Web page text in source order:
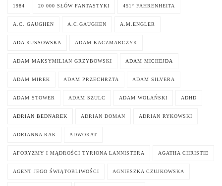
1984 20 000 SŁÓW FANTASTYKI 451° FAHRENHEITA
A.C. GAUGHEN A.C.GAUGHEN A.M.ENGLER
ADA KUSSOWSKA ADAM KACZMARCZYK
ADAM MAKSYMILIAN GRZYBOWSKI ADAM MICHEJDA
ADAM MIREK ADAM PRZECHRZTA ADAM SILVERA
ADAM STOWER ADAM SZULC ADAM WOLAŃSKI ADHD
ADRIAN BEDNAREK ADRIAN DOMAN ADRIAN RYKOWSKI
ADRIANNA RAK ADWOKAT
AFORYZMY I MĄDROŚCI TYRIONA LANNISTERA AGATHA CHRISTIE
AGENT JEGO ŚWIĄTOBLIWOŚCI AGNIESZKA CZUJKOWSKA